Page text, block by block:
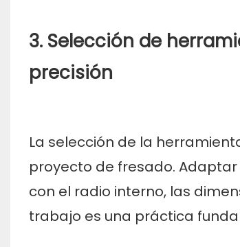
3. Selección de
precisión
La selección de la
proyecto de fresado.
con el radio interno, las
trabajo es una práctica